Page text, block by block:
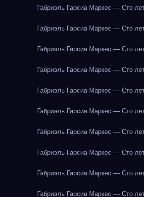
Габриэль Гарсиа Маркес — Сто
Габриэль Гарсиа Маркес — Сто
Габриэль Гарсиа Маркес — Сто
Габриэль Гарсиа Маркес — Сто
Габриэль Гарсиа Маркес — Сто
Габриэль Гарсиа Маркес — Сто
Габриэль Гарсиа Маркес — Сто
Габриэль Гарсиа Маркес — Сто
Габриэль Гарсиа Маркес — Сто
Габриэль Гарсиа Маркес — Сто